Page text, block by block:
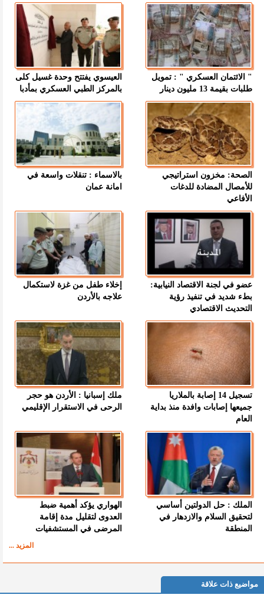
" الائتمان العسكري " : تمويل
طلبات بقيمة 13 مليون دينار
العيسوي يفتتح وحدة غسيل كلى
بالمركز الطبي العسكري بمأدبا
الصحة: مخزون استراتيجي
للأمصال المضادة للدغات
الأفاعي
بالاسماء : تنقلات واسعة في
امانة عمان
عضو في لجنة الاقتصاد النيابية:
بطء شديد في تنفيذ رؤية
التحديث الاقتصادي
إخلاء طفل من غزة لاستكمال
علاجه بالأردن
تسجيل 14 إصابة بالملاريا
جميعها إصابات وافدة منذ بداية
العام
ملك إسبانيا : الأردن هو حجر
الرحى في الاستقرار الإقليمي
الملك : حل الدولتين أساسي
لتحقيق السلام والازدهار في
المنطقة
الهواري يؤكد أهمية ضبط
العدوى لتقليل مدة إقامة
المرضى في المستشفيات
المزيد ...
مواضيع ذات علاقة